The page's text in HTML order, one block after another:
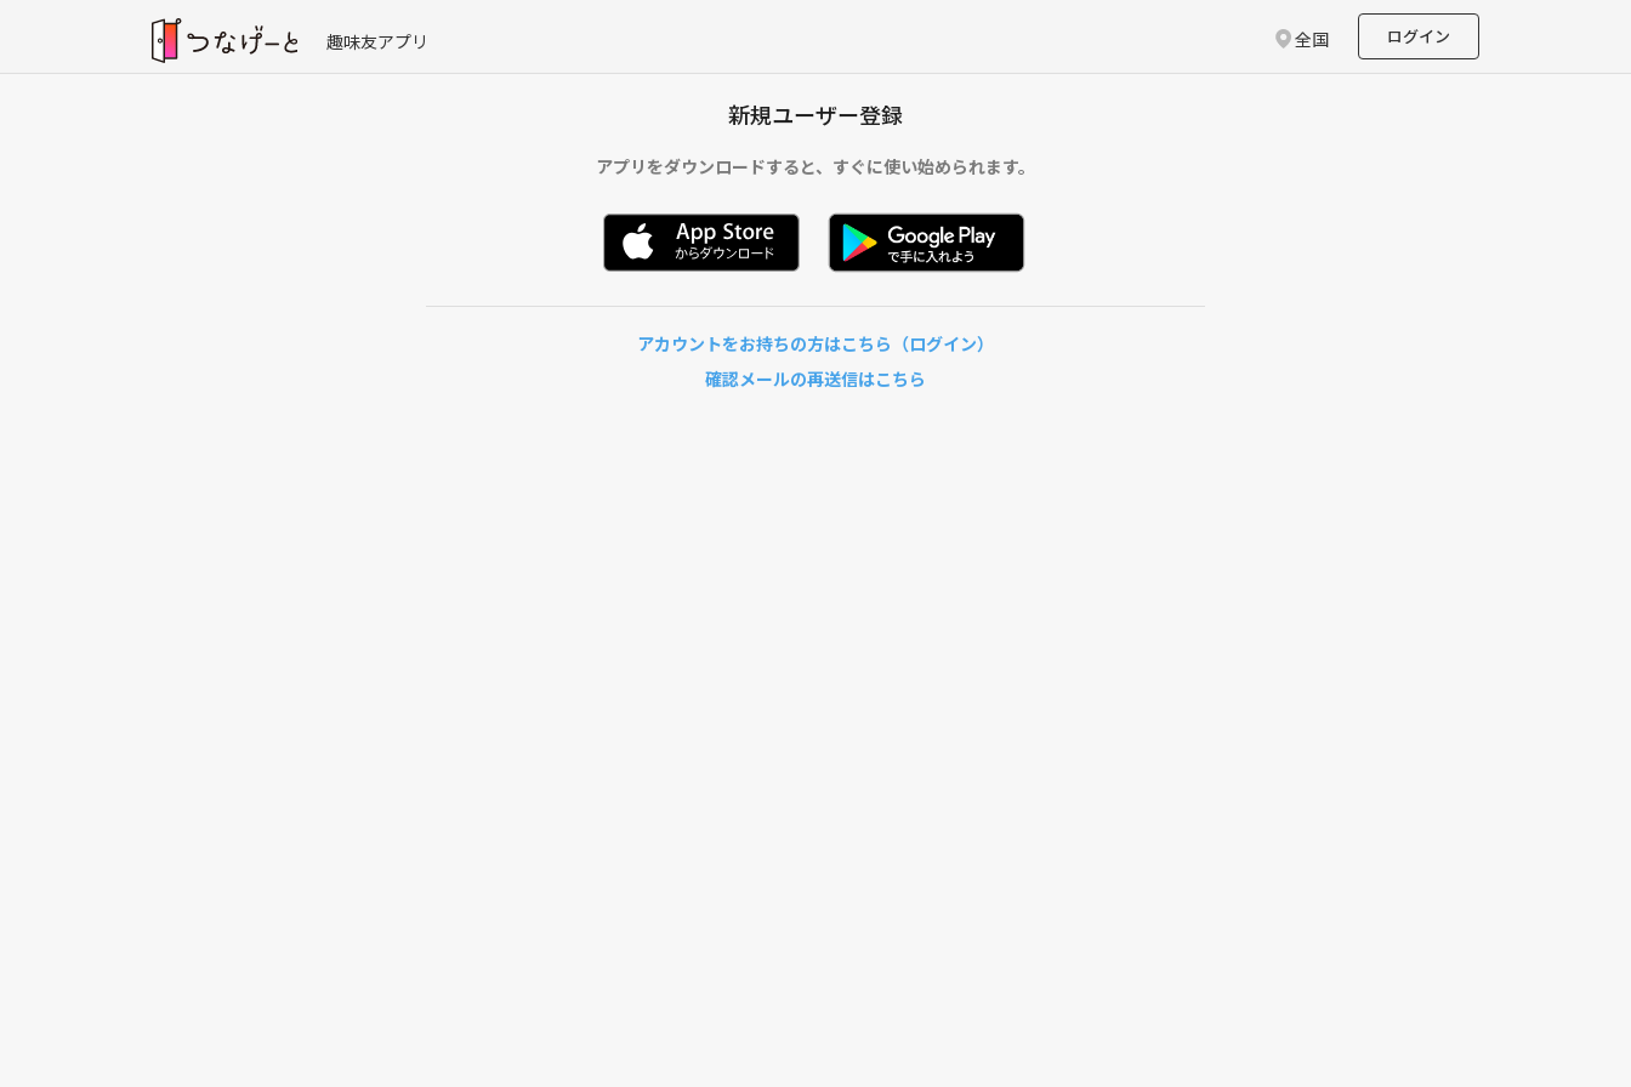
趣味友アプリ 全国 ログイン
新規ユーザー登録
アプリをダウンロードすると、 すぐに使い始められます。
アカウントをお持ちの方はこちら（ログイン）
確認メールの再送信はこちら